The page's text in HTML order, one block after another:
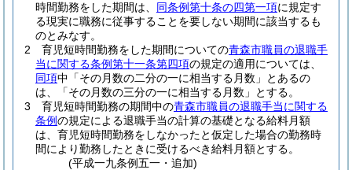
時間勤務をした期間は、 同条例第十条の四第一項に規定す
る現実に職務に従事することを要しない期間に該当するも
のとみなす。
2
育児短時間勤務をした期間についての青森市職員の退職手
当に関する条例第十一条第四項の規定の適用については、
同項中「その月数の二分の一に相当する月数」とあるの
は、「その月数の三分の一に相当する月数」とする。
3
育児短時間勤務の期間中の青森市職員の退職手当に関する
条例の規定による退職手当の計算の基礎となる給料月額
は、育児短時間勤務をしなかったと仮定した場合の勤務時
間により勤務したときに受けるべき給料月額とする。
(平成一九条例五一・追加)